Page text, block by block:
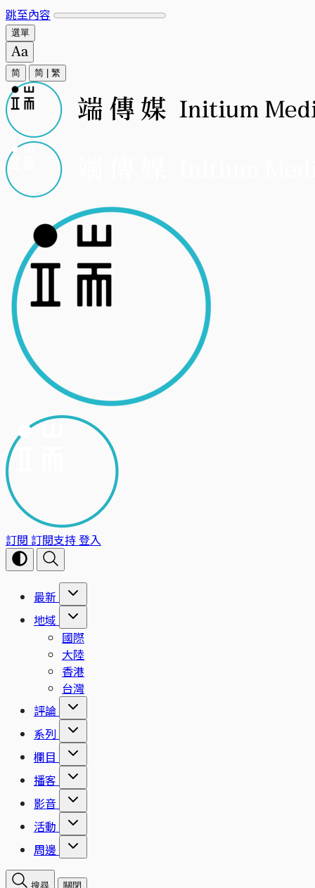
跳至內容
選單
简 简 繁
訂閱 訂閱支持登入
最新
地域
國際
大陸
香港
台灣
評論
系列
欄目
播客
影音
活動
周邊
搜尋 關閉